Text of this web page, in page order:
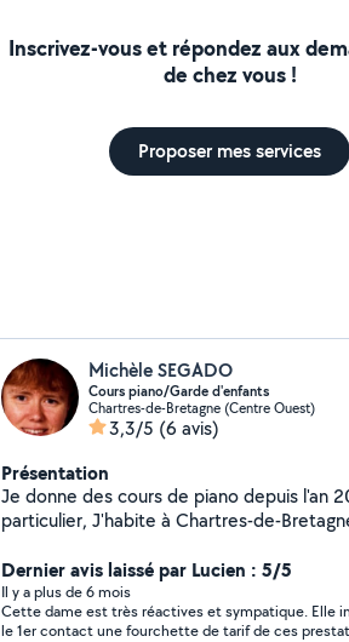
Inscrivez-vous et répondez aux
de chez vous !
Proposer mes services
Michèle SEGADO
Cours piano/Garde d'enfants
Chartres-de-Bretagne (Centre Ouest)
3,3/5 (6 avis)
Présentation
Je donne des cours de piano depuis l'an
particulier, J'habite à Chartres-de-
Petite Enfance en 2011, je garde des
2000 chez le particulier, ou en structures.
de suite.
Dernier avis laissé par Lucien : 5/5
Il y a plus de 6 mois
Cette dame est très réactives et sympatique. Elle
le 1er contact une fourchette de tarif de ces